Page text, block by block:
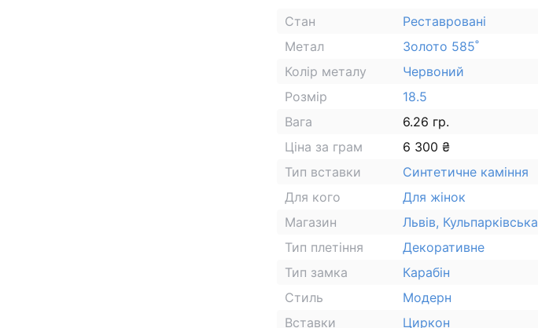
Стан
Реставровані
Метал
Золото 585˚
Колір металу
Червоний
Розмір
18.5
Вага
6.26 гр.
Ціна за грам
6 300 ₴
Тип вставки
Синтетичне каміння
Для кого
Для жінок
Магазин
Львів, Кульпарківська
Тип плетіння
Декоративне
Тип замка
Карабін
Стиль
Модерн
Вставки
Циркон